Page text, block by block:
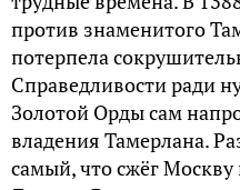
против знаменитого
потерпела
Справедливости ради
Золотой Орды сам
владения Тамерлана.
самый, что сжёг Москву